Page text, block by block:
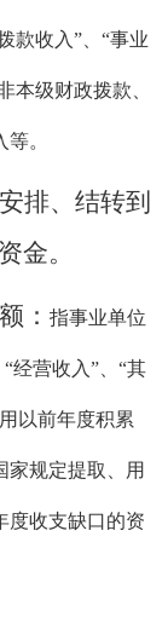
款收入”、“事业
本级财政拨款、
。
排、结转到
金。
：指事业单位
经营收入”、“其
以前年度积累
家规定提取、用
度收支缺口的资